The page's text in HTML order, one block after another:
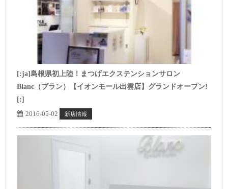
[:ja]島根県初上陸！まつげエクステンションサロン
Blanc（ブラン）【イオンモール出雲店】グランドオープン!
[:]
2016-05-02
新店情報